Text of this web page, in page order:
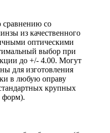
сравнению со
из качественного
оптическими
выбор при
до +/- 4.00. Могут
для изготовления
в любую оправу
крупных
форм).